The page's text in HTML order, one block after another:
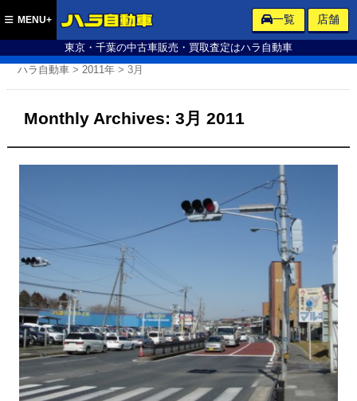
東京・千葉の中古車販売・買取査定はハラ自動車
MENU+ 一覧 店舗
ハラ自動車 >2011年 >3月
Monthly Archives: 3月 2011